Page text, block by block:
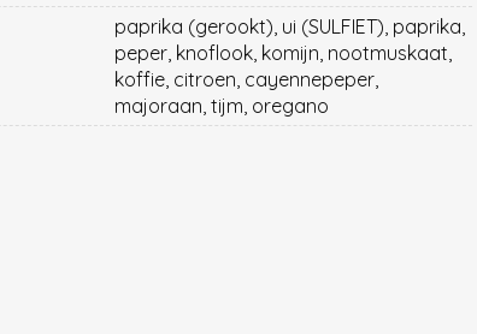
paprika (gerookt), ui (SULFIET), paprika,
peper, knoflook, komijn, nootmuskaat,
koffie, citroen, cayennepeper,
majoraan, tijm, oregano